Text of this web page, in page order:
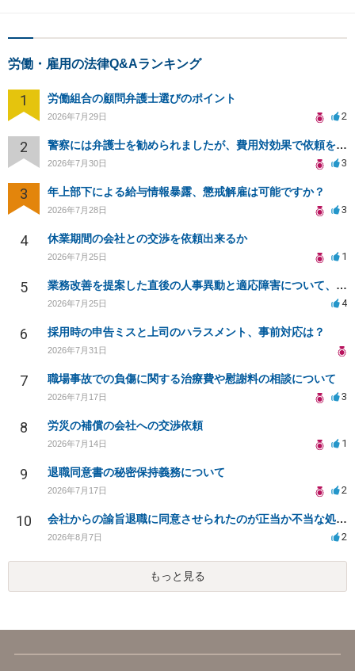
労働・雇用の法律Q&Aランキング
1 労働組合の顧問弁護士選びのポイント
2026年7月29日 2
2 警察には弁護士を勧められましたが、費用対効果で依頼をすることを躊躇しています。
2026年7月30日 3
3 年上部下による給与情報暴露、懲戒解雇は可能ですか？
2026年7月28日 3
4 休業期間の会社との交渉を依頼出来るか
2026年7月25日 1
5 業務改善を提案した直後の人事異動と適応障害について、法的に問題があるか相談したいです。
2026年7月25日 4
6 採用時の申告ミスと上司のハラスメント、事前対応は？
2026年7月31日
7 職場事故での負傷に関する治療費や慰謝料の相談について
2026年7月17日 3
8 労災の補償の会社への交渉依頼
2026年7月14日 1
9 退職同意書の秘密保持義務について
2026年7月17日 2
10 会社からの諭旨退職に同意させられたのが正当か不当な処分かどうか教えてほしい
2026年8月7日 2
もっと見る